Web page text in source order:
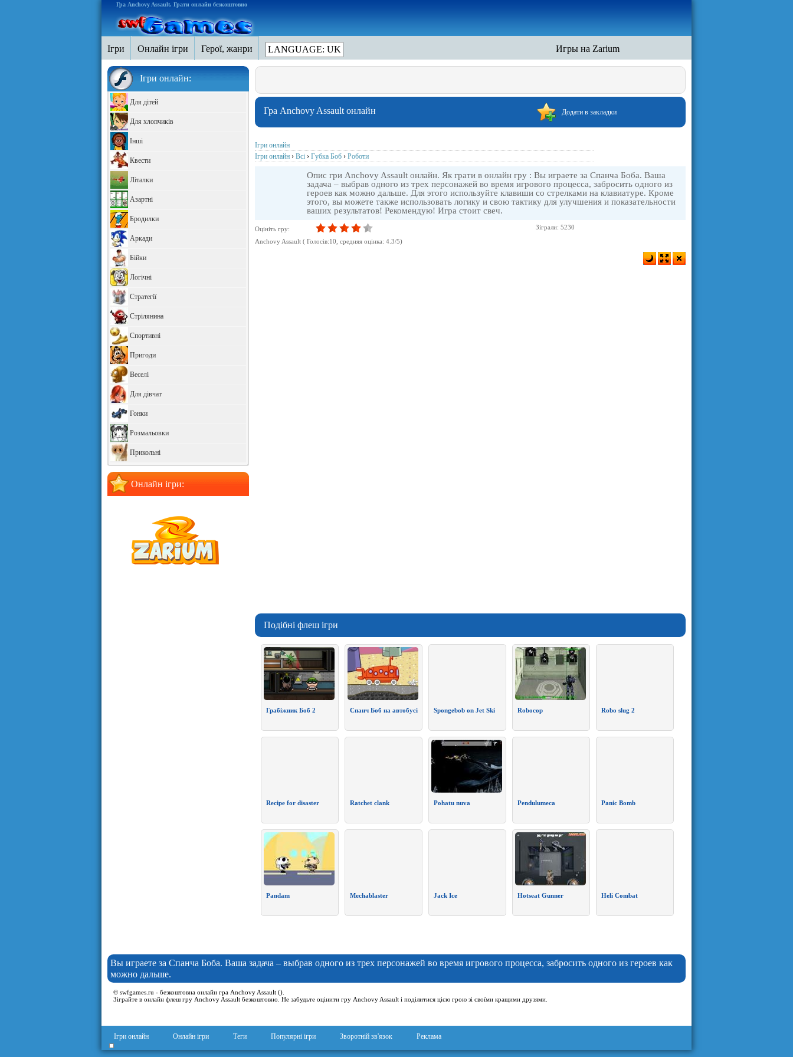
Гра Anchovy Assault. Грати онлайн безкоштовно
Вы играете за Спанча Боба. Ваша задача – выбрав одного из трех персонажей во время игрового процесса, забросить одного из героев как
можно дальше.
© swfgames.ru - безкоштовна онлайн гра Anchovy Assault ().
Зіграйте в онлайн флеш гру Anchovy Assault безкоштовно. Не забудьте оцінити гру Anchovy Assault і поділитися цією грою зі своїми кращими друзями.
Ігри Онлайн ігри Герої, жанри LANGUAGE: UK Игры на Zarium
Ігри онлайн:
Для дітей
Для хлопчиків
Інші
Квести
Літалки
Азартні
Бродилки
Аркади
Бійки
Логічні
Стратегії
Стрілянина
Спортивні
Пригоди
Веселі
Для дівчат
Гонки
Розмальовки
Прикольні
Онлайн ігри:
Додати в закладки
Гра Anchovy Assault онлайн
Ігри онлайн
Ігри онлайн › Всі › Губка Боб › Роботи
Опис гри Anchovy Assault онлайн. Як грати в онлайн гру : Вы играете за Спанча Боба. Ваша
задача – выбрав одного из трех персонажей во время игрового процесса, забросить одного из
героев как можно дальше. Для этого используйте клавиши со стрелками на клавиатуре. Кроме
этого, вы можете также использовать логику и свою тактику для улучшения и показательности
ваших результатов! Рекомендую! Игра стоит свеч.
Оцініть гру:
Зіграли: 5230
Anchovy Assault ( Голосів:10 , cредняя оцінка: 4.3/5)
Подібні флеш ігри
Грабіжник Боб 2 Спанч Боб на автобусі Spongebob on Jet Ski Robocop Robo slug 2
Recipe for disaster Ratchet clank Pohatu nuva Pendulumeca Panic Bomb
Pandam Mechablaster Jack Ice Hotseat Gunner Heli Combat
Ігри онлайн Онлайн ігри Теги Популярні ігри Зворотній зв'язок Реклама